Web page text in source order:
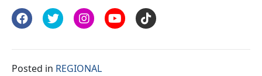
Posted in REGIONAL